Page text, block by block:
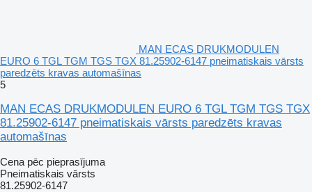
MAN ECAS DRUKMODULEN
EURO 6 TGL TGM TGS TGX 81.25902-6147 pneimatiskais vārsts
paredzēts kravas automašīnas
5
MAN ECAS DRUKMODULEN EURO 6 TGL TGM TGS TGX
81.25902-6147 pneimatiskais vārsts paredzēts kravas
automašīnas
Cena pēc pieprasījuma
Pneimatiskais vārsts
81.25902-6147